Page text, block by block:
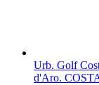
Urb. Golf
d'Aro.